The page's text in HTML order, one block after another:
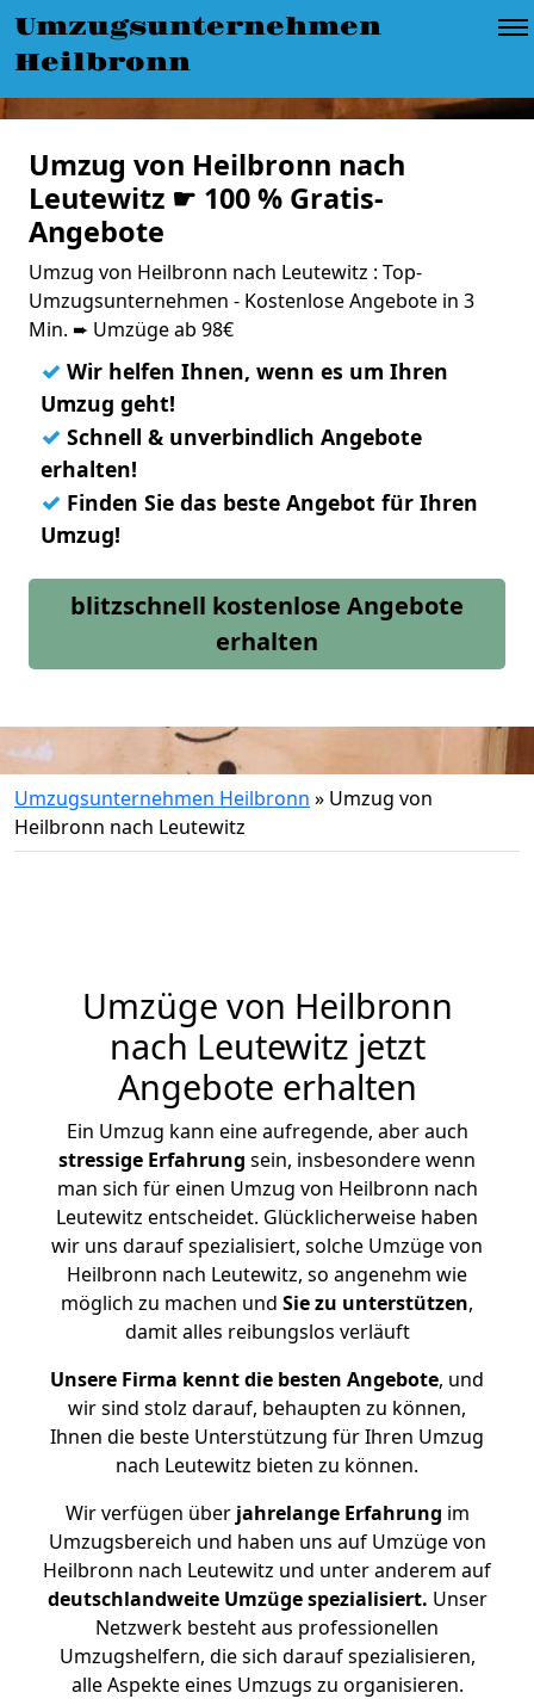
Umzugsunternehmen
Heilbronn
Umzug von Heilbronn nach
Leutewitz ☛ 100 % Gratis-
Angebote
Umzug von Heilbronn nach Leutewitz : Top-
Umzugsunternehmen - Kostenlose Angebote in 3
Min. ➨ Umzüge ab 98€
✓ Wir helfen Ihnen, wenn es um Ihren
Umzug geht!
✓ Schnell & unverbindlich Angebote
erhalten!
✓ Finden Sie das beste Angebot für Ihren
Umzug!
blitzschnell kostenlose Angebote
erhalten
Umzugsunternehmen Heilbronn » Umzug von
Heilbronn nach Leutewitz
Umzüge von Heilbronn
nach Leutewitz jetzt
Angebote erhalten
Ein Umzug kann eine aufregende, aber auch
stressige Erfahrung sein, insbesondere wenn
man sich für einen Umzug von Heilbronn nach
Leutewitz entscheidet. Glücklicherweise haben
wir uns darauf spezialisiert, solche Umzüge von
Heilbronn nach Leutewitz, so angenehm wie
möglich zu machen und Sie zu unterstützen,
damit alles reibungslos verläuft
Unsere Firma kennt die besten Angebote, und
wir sind stolz darauf, behaupten zu können,
Ihnen die beste Unterstützung für Ihren Umzug
nach Leutewitz bieten zu können.
Wir verfügen überjahrelange Erfahrung im
Umzugsbereich und haben uns auf Umzüge von
Heilbronn nach Leutewitz und unter anderem auf
deutschlandweite Umzüge spezialisiert. Unser
Netzwerk besteht aus professionellen
Umzugshelfern, die sich darauf spezialisieren,
alle Aspekte eines Umzugs zu organisieren.